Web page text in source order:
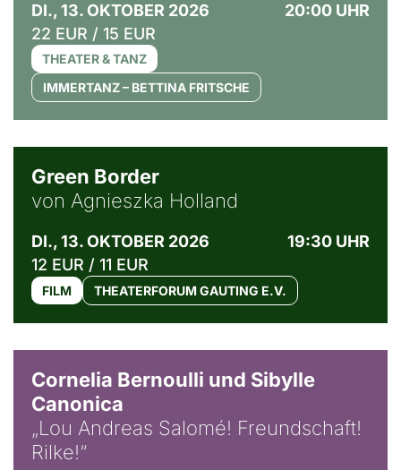
DI., 13. OKTOBER 2026
20:00 UHR
22 EUR / 15 EUR
THEATER & TANZ
IMMERTANZ – BETTINA FRITSCHE
Green Border
von Agnieszka Holland
DI., 13. OKTOBER 2026
19:30 UHR
12 EUR / 11 EUR
FILM THEATERFORUM GAUTING E.V.
Cornelia Bernoulli und Sibylle
Canonica
„Lou Andreas Salomé! Freundschaft!
Rilke!“